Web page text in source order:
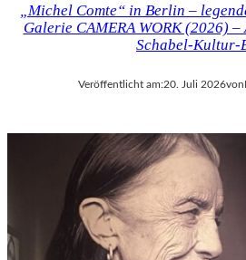
„Michel Comte“ in Berlin –
Galerie CAMERA WORK (2026)
Schabel-Kultur-
Veröffentlicht am:20. Juli 2026von